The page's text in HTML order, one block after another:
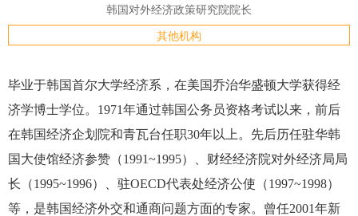
韩国对外经济政策研究院院长
其他机构
毕业于韩国首尔大学经济系，在美国乔治华盛顿大学获得经
济学博士学位。1971年通过韩国公务员资格考试以来，前后
在韩国经济企划院和青瓦台任职30年以上。先后历任驻华韩
国大使馆经济参赞（1991~1995）、财经经济院对外经济局局
长（1995~1996）、驻OECD代表处经济公使（1997~1998）
等，是韩国经济外交和通商问题方面的专家。曾任2001年新